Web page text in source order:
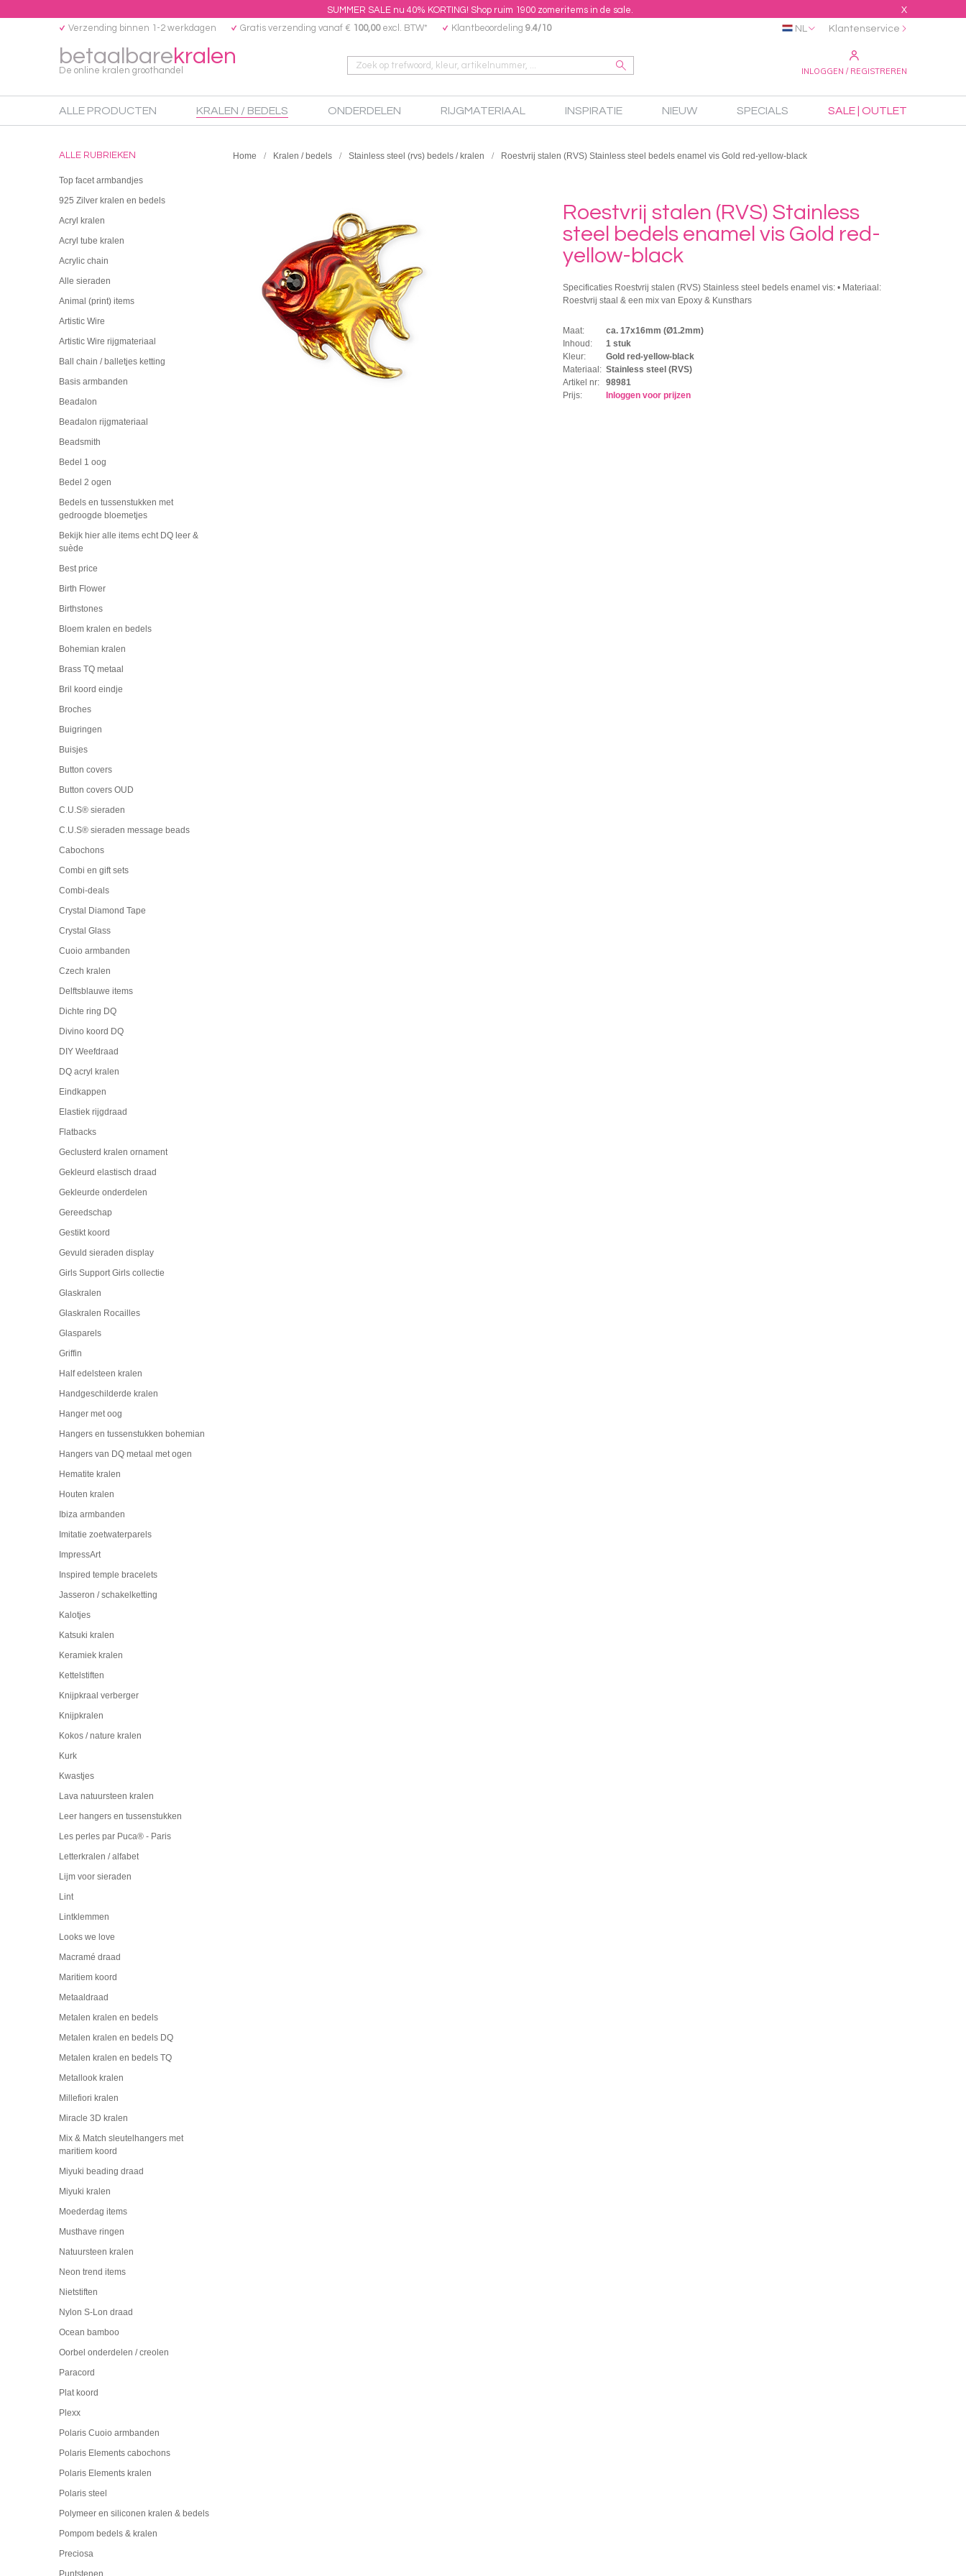
SUMMER SALE nu 40% KORTING! Shop ruim 1900 zomeritems in de sale. X
betaalbarekralen
De online kralen groothandel
Verzending binnen 1-2 werkdagen Gratis verzending vanaf € 100,00excl. BTW* Klantbeoordeling 9.4/10
INLOGGEN / REGISTREREN
NL Klantenservice
ALLE PRODUCTEN KRALEN / BEDELS ONDERDELEN RIJGMATERIAAL INSPIRATIE NIEUW SPECIALS SALE | OUTLET
ALLE RUBRIEKEN
Top facet armbandjes
925 Zilver kralen en bedels
Acryl kralen
Acryl tube kralen
Acrylic chain
Alle sieraden
Animal (print) items
Artistic Wire
Artistic Wire rijgmateriaal
Ball chain / balletjes ketting
Basis armbanden
Beadalon
Beadalon rijgmateriaal
Beadsmith
Bedel 1 oog
Bedel 2 ogen
Bedels en tussenstukken met
gedroogde bloemetjes
Bekijk hier alle items echt DQ leer &
suède
Best price
Birth Flower
Birthstones
Bloem kralen en bedels
Bohemian kralen
Brass TQ metaal
Bril koord eindje
Broches
Buigringen
Buisjes
Button covers
Button covers OUD
C.U.S® sieraden
C.U.S® sieraden message beads
Cabochons
Combi en gift sets
Combi-deals
Crystal Diamond Tape
Crystal Glass
Cuoio armbanden
Czech kralen
Delftsblauwe items
Dichte ring DQ
Divino koord DQ
DIY Weefdraad
DQ acryl kralen
Eindkappen
Elastiek rijgdraad
Flatbacks
Geclusterd kralen ornament
Gekleurd elastisch draad
Gekleurde onderdelen
Gereedschap
Gestikt koord
Gevuld sieraden display
Girls Support Girls collectie
Glaskralen
Glaskralen Rocailles
Glasparels
Griffin
Half edelsteen kralen
Handgeschilderde kralen
Hanger met oog
Hangers en tussenstukken bohemian
Hangers van DQ metaal met ogen
Hematite kralen
Houten kralen
Ibiza armbanden
Imitatie zoetwaterparels
ImpressArt
Inspired temple bracelets
Jasseron / schakelketting
Kalotjes
Katsuki kralen
Keramiek kralen
Kettelstiften
Knijpkraal verberger
Knijpkralen
Kokos / nature kralen
Kurk
Kwastjes
Lava natuursteen kralen
Leer hangers en tussenstukken
Les perles par Puca® - Paris
Letterkralen / alfabet
Lijm voor sieraden
Lint
Lintklemmen
Looks we love
Macramé draad
Maritiem koord
Metaaldraad
Metalen kralen en bedels
Metalen kralen en bedels DQ
Metalen kralen en bedels TQ
Metallook kralen
Millefiori kralen
Miracle 3D kralen
Mix & Match sleutelhangers met
maritiem koord
Miyuki beading draad
Miyuki kralen
Moederdag items
Musthave ringen
Natuursteen kralen
Neon trend items
Nietstiften
Nylon S-Lon draad
Ocean bamboo
Oorbel onderdelen / creolen
Paracord
Plat koord
Plexx
Polaris Cuoio armbanden
Polaris Elements cabochons
Polaris Elements kralen
Polaris steel
Polymeer en siliconen kralen & bedels
Pompom bedels & kralen
Preciosa
Puntstenen
Home Kralen / bedels Stainless steel (rvs) bedels / kralen Roestvrij stalen (RVS) Stainless steel bedels enamel vis Gold red-yellow-black
Roestvrij stalen (RVS) Stainless
steel bedels enamel vis Gold red-
yellow-black
Specificaties Roestvrij stalen (RVS) Stainless steel bedels enamel vis: • Materiaal:
Roestvrij staal & een mix van Epoxy & Kunsthars
Maat:
ca. 17x16mm (Ø1.2mm)
Inhoud:
1 stuk
Kleur:
Gold red-yellow-black
Materiaal: Stainless steel (RVS)
Artikel nr:
98981
Prijs:
Inloggen voor prijzen